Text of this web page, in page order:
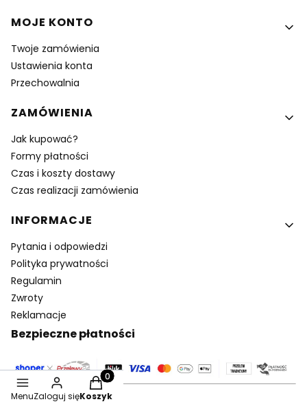
MOJE KONTO
Twoje zamówienia
Ustawienia konta
Przechowalnia
ZAMÓWIENIA
Jak kupować?
Formy płatności
Czas i koszty dostawy
Czas realizacji zamówienia
INFORMACJE
Pytania i odpowiedzi
Polityka prywatności
Regulamin
Zwroty
Reklamacje
Bezpieczne płatności
MenuZaloguj się
Produkty w koszyku: 0. Zobacz szczegóły
Koszyk